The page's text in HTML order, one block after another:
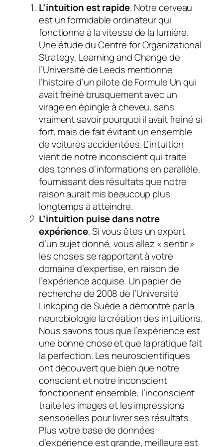
L’intuition est rapide. Notre cerveau
est un formidable ordinateur qui
fonctionne à la vitesse de la lumière.
Une étude du Centre for Organizational
Strategy, Learning and Change de
l’Université de Leeds mentionne
l’histoire d’un pilote de Formule Un qui
avait freiné brusquement avec un
virage en épingle à cheveu, sans
vraiment savoir pourquoi il avait freiné si
fort, mais de fait évitant un ensemble
de voitures accidentées. L’intuition
vient de notre inconscient qui traite
des tonnes d’informations en parallèle,
fournissant des résultats que notre
raison aurait mis beaucoup plus
longtemps à atteindre.
L’intuition puise dans notre
expérience. Si vous êtes un expert
d’un sujet donné, vous allez « sentir »
les choses se rapportant à votre
domaine d’expertise, en raison de
l’expérience acquise. Un papier de
recherche de 2008 de l’Université
Linköping de Suède a démontré par la
neurobiologie la création des intuitions.
Nous savons tous que l’expérience est
une bonne chose et que la pratique fait
la perfection. Les neuroscientifiques
ont découvert que bien que notre
conscient et notre inconscient
fonctionnent ensemble, l’inconscient
traite les images et les impressions
sensorielles pour livrer ses résultats.
Plus votre base de données
d’expérience est grande, meilleure est